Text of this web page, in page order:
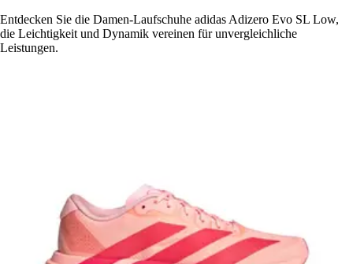
Entdecken Sie die Damen-Laufschuhe adidas Adizero Evo SL Low,
die Leichtigkeit und Dynamik vereinen für unvergleichliche
Leistungen.